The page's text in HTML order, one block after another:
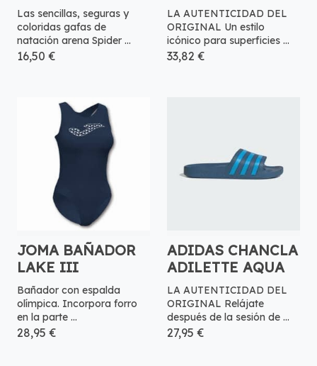
Las sencillas, seguras y
coloridas gafas de
natación arena Spider ...
16,50 €
LA AUTENTICIDAD DEL
ORIGINAL Un estilo
icónico para superficies ...
33,82 €
JOMA BAÑADOR
LAKE III
Bañador con espalda
olímpica. Incorpora forro
en la parte ...
28,95 €
ADIDAS CHANCLA
ADILETTE AQUA
LA AUTENTICIDAD DEL
ORIGINAL Relájate
después de la sesión de ...
27,95 €